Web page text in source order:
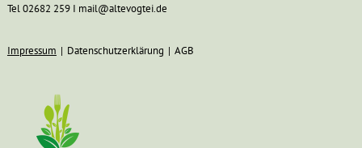
Tel 02682 259 I mail@altevogtei.de
Impressum Datenschutzerklärung AGB